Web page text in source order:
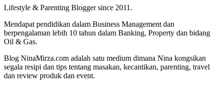
Lifestyle & Parenting Blogger since 2011.
Mendapat pendidikan dalam Business Management dan
berpengalaman lebih 10 tahun dalam Banking, Property dan bidang
Oil & Gas.
Blog NinaMirza.com adalah satu medium dimana Nina kongsikan
segala resipi dan tips tentang masakan, kecantikan, parenting, travel
dan review produk dan event.